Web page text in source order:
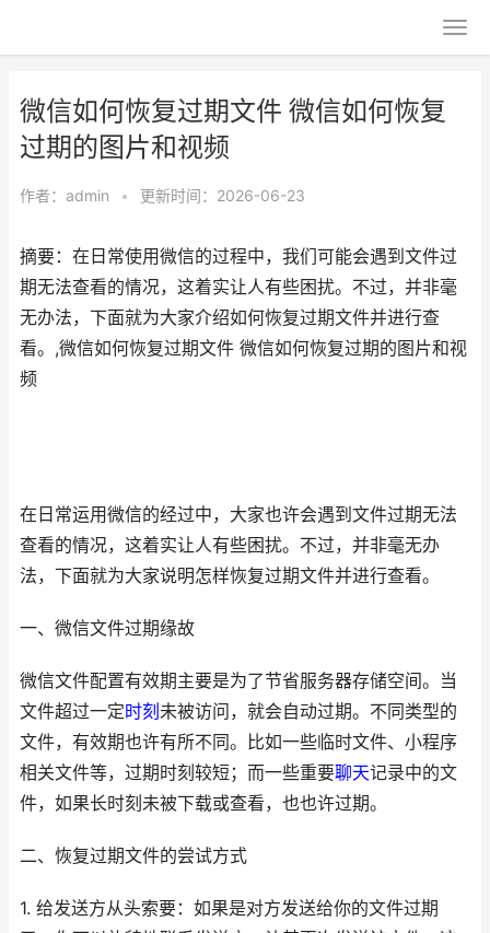
微信如何恢复过期文件 微信如何恢复
过期的图片和视频
作者： admin • 更新时间：2026-06-23
摘要：在日常使用微信的过程中，我们可能会遇到文件过
期无法查看的情况，这着实让人有些困扰。不过，并非毫
无办法，下面就为大家介绍如何恢复过期文件并进行查
看。,微信如何恢复过期文件 微信如何恢复过期的图片和视
频
在日常运用微信的经过中，大家也许会遇到文件过期无法
查看的情况，这着实让人有些困扰。不过，并非毫无办
法，下面就为大家说明怎样恢复过期文件并进行查看。
一、微信文件过期缘故
微信文件配置有效期主要是为了节省服务器存储空间。当
文件超过一定时刻 未被访问，就会自动过期。不同类型的
文件，有效期也许有所不同。比如一些临时文件、小程序
相关文件等，过期时刻较短；而一些重要聊天记录中的文
件，如果长时刻未被下载或查看，也也许过期。
二、恢复过期文件的尝试方式
1. 给发送方从头索要：如果是对方发送给你的文件过期